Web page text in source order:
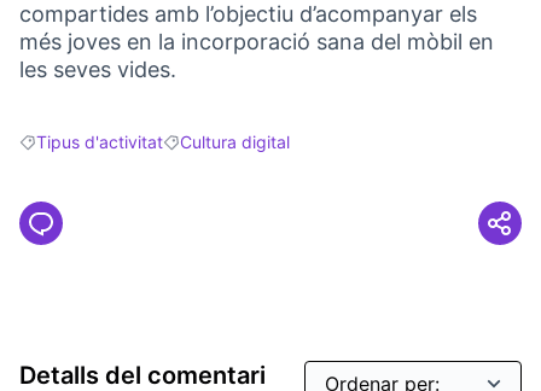
compartides amb l’objectiu d’acompanyar els
més joves en la incorporació sana del mòbil en
les seves vides.
Resultats en filtrar per: Tipus d'activitat
Tipus d'activitatResultats en filtrar per: Cultura digital
Cultura digital
Detalls del comentari